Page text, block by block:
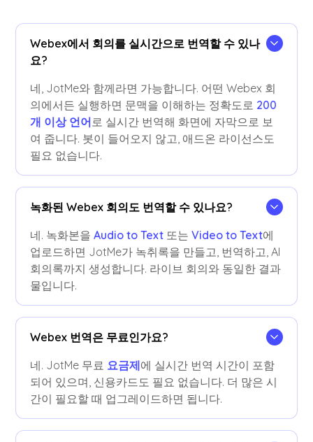
Webex에서 회의를 실시간으로 번역할 수 있나
요?
네, JotMe와 함께라면 가능합니다. 어떤 Webex 회
의에서든 실행하면 문맥을 이해하는 정확도로 200
개 이상 언어로 실시간 번역해 화면에 자막으로 보
여 줍니다. 봇이 들어오지 않고, 애드온 라이선스도
필요 없습니다.
녹화된 Webex 회의도 번역할 수 있나요?
네. 녹화본을Audio to Text 또는Video to Text에
업로드하면 JotMe가 녹취록을 만들고, 번역하고, AI
회의록까지 생성합니다. 라이브 회의와 동일한 결과
물입니다.
Webex 번역은 무료인가요?
네. JotMe 무료 요금제에 실시간 번역 시간이 포함
되어 있으며, 신용카드도 필요 없습니다. 더 많은 시
간이 필요할 때 업그레이드하면 됩니다.